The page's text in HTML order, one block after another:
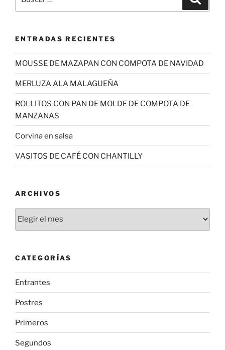
por:
ENTRADAS RECIENTES
MOUSSE DE MAZAPAN CON COMPOTA DE NAVIDAD
MERLUZA ALA MALAGUEÑA
ROLLITOS CON PAN DE MOLDE DE COMPOTA DE
MANZANAS
Corvina en salsa
VASITOS DE CAFÉ CON CHANTILLY
ARCHIVOS
CATEGORÍAS
Entrantes
Postres
Primeros
Segundos